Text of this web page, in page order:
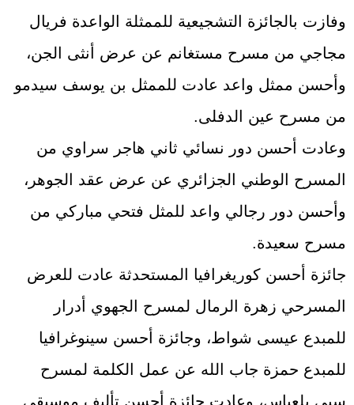
وفازت بالجائزة التشجيعية للممثلة الواعدة فريال
مجاجي من مسرح مستغانم عن عرض أنثى الجن،
وأحسن ممثل واعد عادت للممثل بن يوسف سيدمو
من مسرح عين الدفلى.
وعادت أحسن دور نسائي ثاني هاجر سراوي من
المسرح الوطني الجزائري عن عرض عقد الجوهر،
وأحسن دور رجالي واعد للمثل فتحي مباركي من
مسرح سعيدة.
جائزة أحسن كوريغرافيا المستحدثة عادت للعرض
المسرحي زهرة الرمال لمسرح الجهوي أدرار
للمبدع عيسى شواط، وجائزة أحسن سينوغرافيا
للمبدع حمزة جاب الله عن عمل الكلمة لمسرح
سيي بلعباس، وعادت جائزة أحسن تأليف موسيقي